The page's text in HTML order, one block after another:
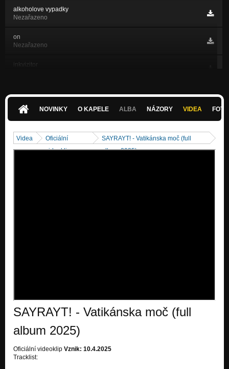
alkoholove vypadky
Nezařazeno
on
Nezařazeno
inkvizitor
konopna...
krestanska
NOVINKY O KAPELE ALBA NÁZORY VIDEA
Videa
Oficiální
videoklipy
SAYRAYT! - Vatikánska moč (full
album 2025)
SAYRAYT! - Vatikánska moč (full
album 2025)
Oficiální videoklip Vznik: 10.4.2025
Tracklist: